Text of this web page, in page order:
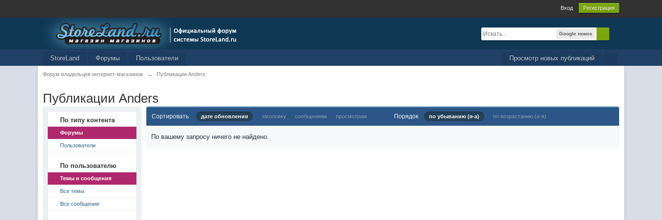
Вход Регистрация
Google поиск
Просмотр новых публикаций
StoreLand Форумы Пользователи
Форум владельцев интернет-магазинов → Публикации Anders
Публикации Anders
По типу контента
Форумы
Пользователи
По пользователю
Темы и сообщения
Все темы
Все сообщения
Сортировать дате обновления заголовку сообщениям просмотрам Порядок по убыванию (я-а) по возрастанию (а-я)
По вашему запросу ничего не найдено.